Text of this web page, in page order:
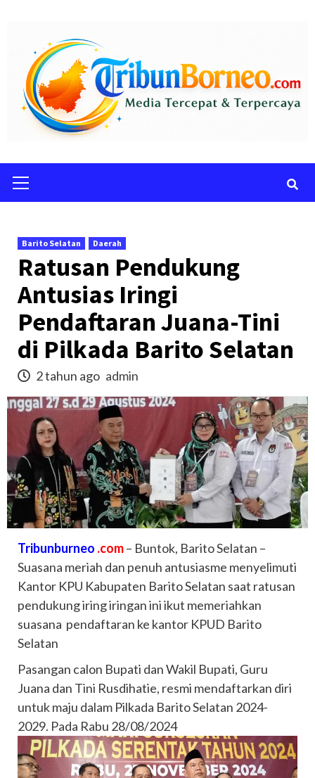
content
Menu
Barito Selatan Daerah
Ratusan Pendukung
Antusias Iringi
Pendaftaran Juana-Tini
di Pilkada Barito Selatan
2 tahun ago admin
Tribunburneo .com– Buntok, Barito Selatan –
Suasana meriah dan penuh antusiasme menyelimuti
Kantor KPU Kabupaten Barito Selatan saat ratusan
pendukung iring iringan ini ikut memeriahkan
suasana pendaftaran ke kantor KPUD Barito
Selatan
Pasangan calon Bupati dan Wakil Bupati, Guru
Juana dan Tini Rusdihatie, resmi mendaftarkan diri
untuk maju dalam Pilkada Barito Selatan 2024-
2029. Pada Rabu 28/08/2024